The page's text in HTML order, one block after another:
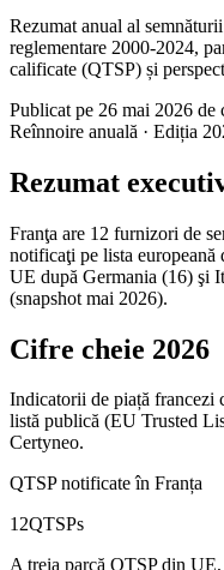
Rezumat anual al
reglementare 2000-2024,
calificate (QTSP) și
Publicat pe 26 mai 2026 de
Reînnoire anuală · Ediția
Rezumat
Franţa are 12 furnizori de
notificaţi pe lista
UE după Germania (16) şi
(snapshot mai 2026).
Cifre cheie 2026
Indicatorii de piață francezi
listă publică (EU Trusted
Certyneo.
QTSP notificate în Franța
12QTSPs
A treia parcă QTSP din